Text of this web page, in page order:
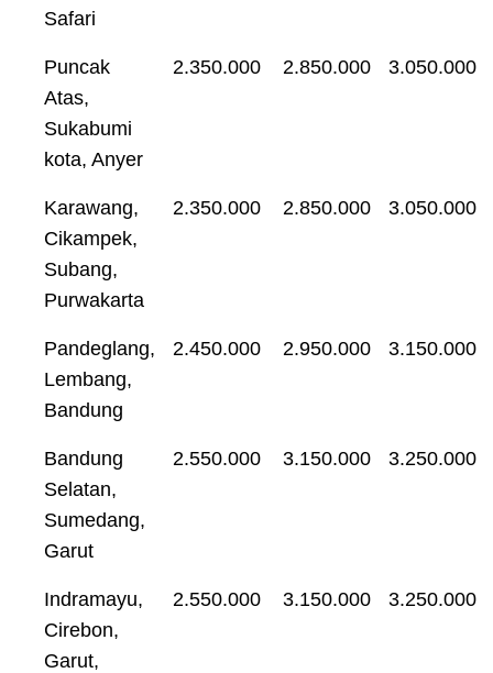
Safari
Puncak
Atas,
Sukabumi
kota, Anyer
2.350.000 2.850.000 3.050.000
Karawang,
Cikampek,
Subang,
Purwakarta
2.350.000 2.850.000 3.050.000
Pandeglang,
Lembang,
Bandung
2.450.000 2.950.000 3.150.000
Bandung
Selatan,
Sumedang,
Garut
2.550.000 3.150.000 3.250.000
Indramayu,
Cirebon,
Garut,
2.550.000 3.150.000 3.250.000